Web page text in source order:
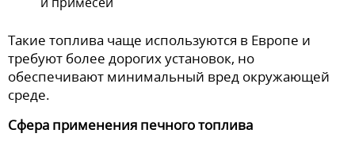
Такие топлива чаще используются в Европе и
требуют более дорогих установок, но
обеспечивают минимальный вред окружающей
среде.
Сфера применения печного топлива